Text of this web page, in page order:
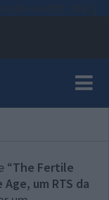
“The Fertile
um RTS da